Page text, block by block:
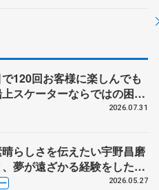
120回お客様に楽しんでも
スケーターならではの困難
あったPIW前キャプテン松
2026.07.31
らしさを伝えたい宇野昌磨
夢が遠ざかる経験をした本
悟
2026.05.27